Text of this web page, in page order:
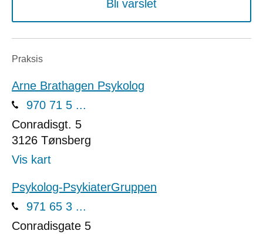
Bli varslet
Praksis
Arne Brathagen Psykolog
970 71 5 ...
Conradisgt. 5
3126 Tønsberg
Vis kart
Psykolog-PsykiaterGruppen
971 65 3 ...
Conradisgate 5